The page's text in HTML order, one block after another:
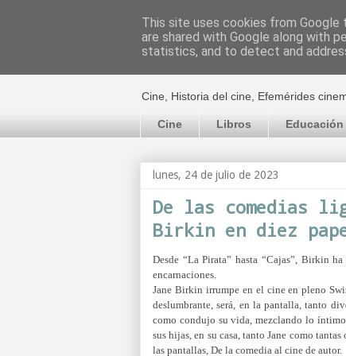
El cultural
Cine, Historia del cine, Efemérides
Cine Libros Educación
lunes, 24 de julio de 2023
De las comedias
Birkin en diez
Desde “La Pirata” hasta “Cajas”, Birkin
encarnaciones.
Jane Birkin irrumpe en el cine en pleno
deslumbrante, será, en la pantalla, tanto
como condujo su vida, mezclando lo
sus hijas, en su casa, tanto Jane como
las pantallas, De la comedia al cine de autor.
This site uses cookies from Google
are shared with Google along with
statistics, and to detect and